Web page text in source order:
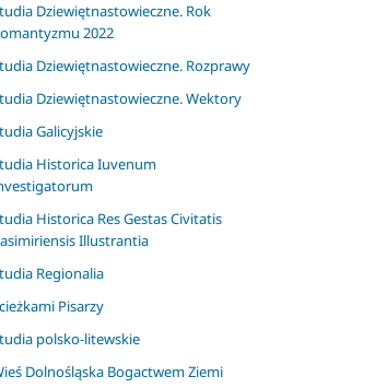
Dziewiętnastowieczne. Rok
2022
Dziewiętnastowieczne. Rozprawy
Dziewiętnastowieczne. Wektory
Galicyjskie
Historica Iuvenum
Historica Res Gestas Civitatis
Illustrantia
Regionalia
Pisarzy
polsko-litewskie
Dolnośląska Bogactwem Ziemi